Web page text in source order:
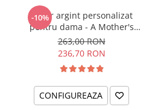
-10%
Colier argint personalizat
pentru dama - A Mother's
Love
263,00 RON
236,70 RON
CONFIGUREAZA